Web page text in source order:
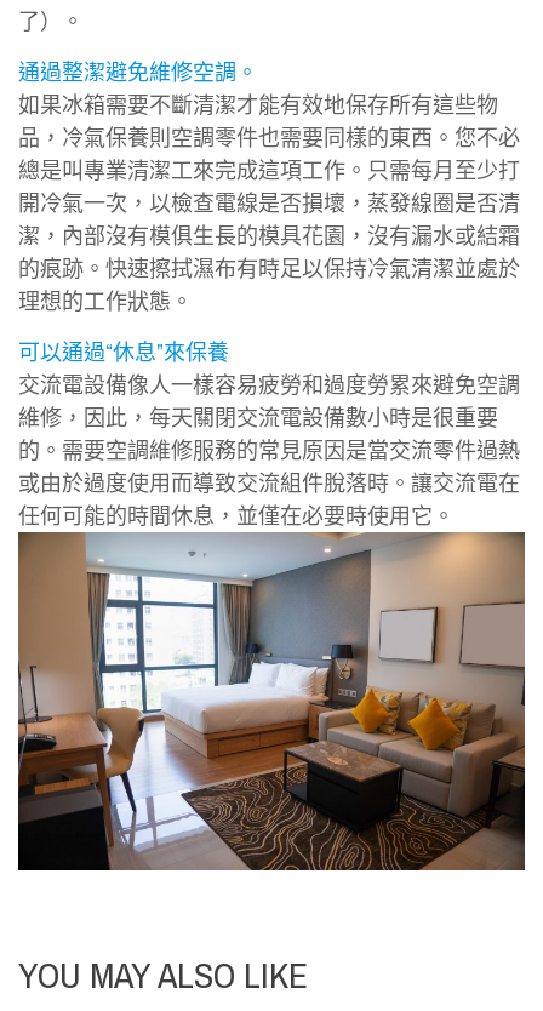
了）。
通過整潔避免維修空調。
如果冰箱需要不斷清潔才能有效地保存所有這些物
品，冷氣保養則空調零件也需要同樣的東西。您不必
總是叫專業清潔工來完成這項工作。只需每月至少打
開冷氣一次，以檢查電線是否損壞，蒸發線圈是否清
潔，內部沒有模俱生長的模具花園，沒有漏水或結霜
的痕跡。快速擦拭濕布有時足以保持冷氣清潔並處於
理想的工作狀態。
可以通過“休息”來保養
交流電設備像人一樣容易疲勞和過度勞累來避免空調
維修，因此，每天關閉交流電設備數小時是很重要
的。需要空調維修服務的常見原因是當交流零件過熱
或由於過度使用而導致交流組件脫落時。讓交流電在
任何可能的時間休息，並僅在必要時使用它。
YOU MAY ALSO LIKE